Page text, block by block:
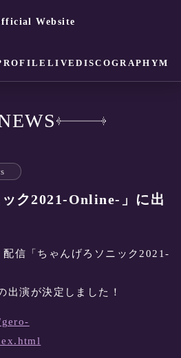
Website
LIVEDISCOGRAPHY
ック2021-Online-」に出
信「ちゃんげろソニック2021-
出演が決定しました！